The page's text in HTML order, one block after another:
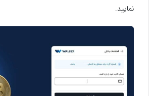
نمایید.